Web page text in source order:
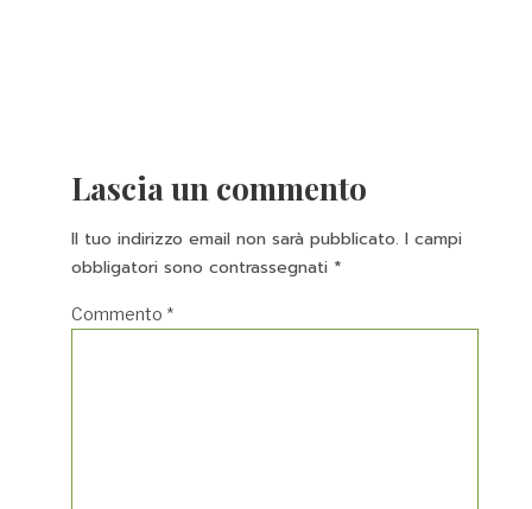
Lascia un commento
Il tuo indirizzo email non sarà pubblicato. I campi
obbligatori sono contrassegnati *
Commento *